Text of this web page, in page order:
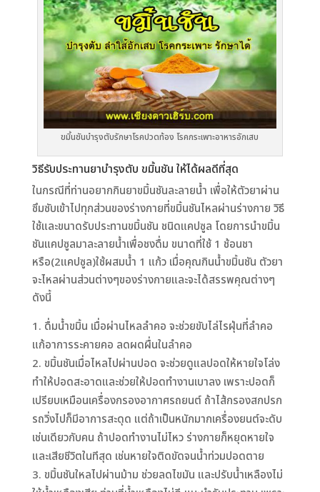
ขมิ้นชันบำรุงตับรักษาโรคปวดท้อง โรคกระเพาะอาหารอักเสบ
วิธีรับประทานยาบำรุงตับ ขมิ้นชัน ให้ได้ผลดีที่สุด
ในกรณีที่ท่านอยากกินยาขมิ้นชันละลายน้ำ เพื่อให้ตัวยาผ่าน
ซึมซับเข้าไปทุกส่วนของร่างกายที่ขมิ้นชันไหลผ่านร่างกาย วิธี
ใช้และขนาดรับประทานขมิ้นชัน ชนิดแคปซูล โดยการนำขมิ้น
ชันแคปซูลมาละลายน้ำเพื่อชงดื่ม ขนาดที่ใช้ 1 ช้อนชา
หรือ(2แคปซูล)ใช้ผสมน้ำ 1 แก้ว เมื่อคุณกินน้ำขมิ้นชัน ตัวยา
จะไหลผ่านส่วนต่างๆของร่างกายและจะได้สรรพคุณต่างๆ
ดังนี้
ดื่มน้ำขมิ้น เมื่อผ่านไหลลำคอ จะช่วยขับไล่ไรฝุ่นที่ลำคอ
แก้อาการระคายคอ ลดผดผื่นในลำคอ
ขมิ้นชันเมื่อไหลไปผ่านปอด จะช่วยดูแลปอดให้หายใจโล่ง
ทำให้ปอดสะอาดและช่วยให้ปอดทำงานเบาลง เพราะปอดก็
เปรียบเหมือนเครื่องกรองอากาศรถยนต์ ถ้าไส้กรองสกปรก
รถวิ่งไปก็มีอาการสะดุด แต่ถ้าเป็นหนักมากเครื่องยนต์จะดับ
เช่นเดียวกับคน ถ้าปอดทำงานไม่ไหว ร่างกายก็หยุดหายใจ
และเสียชีวิตในทีสุด เช่นหายใจติดขัดจนน้ำท่วมปอดตาย
ขมิ้นชันใหลไปผ่านม้าม ช่วยลดไขมัน และปรับน้ำเหลืองไม่